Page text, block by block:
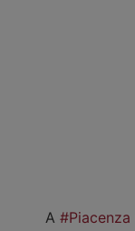
A #Piacenza